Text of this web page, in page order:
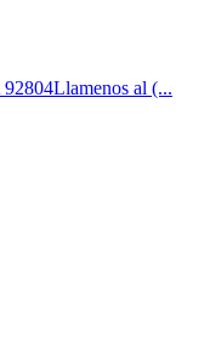
al (...